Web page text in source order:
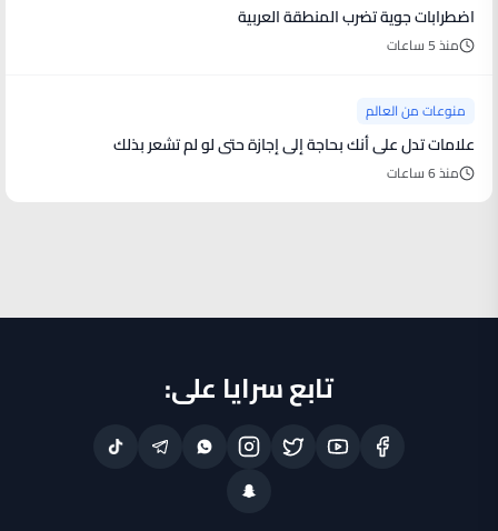
اضطرابات جوية تضرب المنطقة العربية
منذ 5 ساعات
منوعات من العالم
علامات تدل على أنك بحاجة إلى إجازة حتى لو لم تشعر بذلك
منذ 6 ساعات
تابع سرايا على: